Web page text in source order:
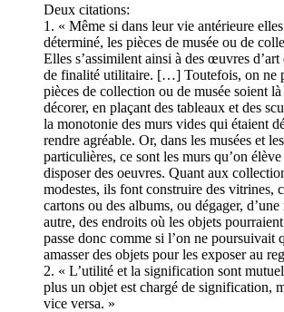
Deux citations:
1. « Même si dans leur vie antérieure
déterminé, les pièces de musée ou de
Elles s’assimilent ainsi à des œuvres
de finalité utilitaire. […] Toutefois, on ne
pièces de collection ou de musée soient
décorer, en plaçant des tableaux et des
la monotonie des murs vides qui étaient
rendre agréable. Or, dans les musées et
particulières, ce sont les murs qu’on
disposer des oeuvres. Quant aux
modestes, ils font construire des vitrines,
cartons ou des albums, ou dégager,
autre, des endroits où les objets
passe donc comme si l’on ne poursuivait
amasser des objets pour les exposer au
2. « L’utilité et la signification sont
plus un objet est chargé de signification,
vice versa. »